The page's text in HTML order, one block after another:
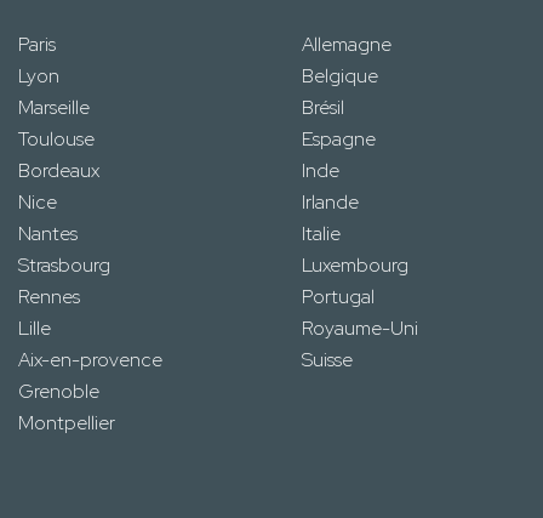
Paris
Lyon
Marseille
Toulouse
Bordeaux
Nice
Nantes
Strasbourg
Rennes
Lille
Aix-en-provence
Grenoble
Montpellier
Allemagne
Belgique
Brésil
Espagne
Inde
Irlande
Italie
Luxembourg
Portugal
Royaume-Uni
Suisse